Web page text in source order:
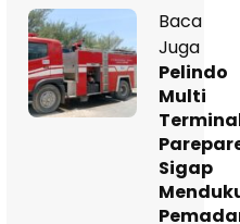
Baca
Juga
Pelindo
Multi
Sigap